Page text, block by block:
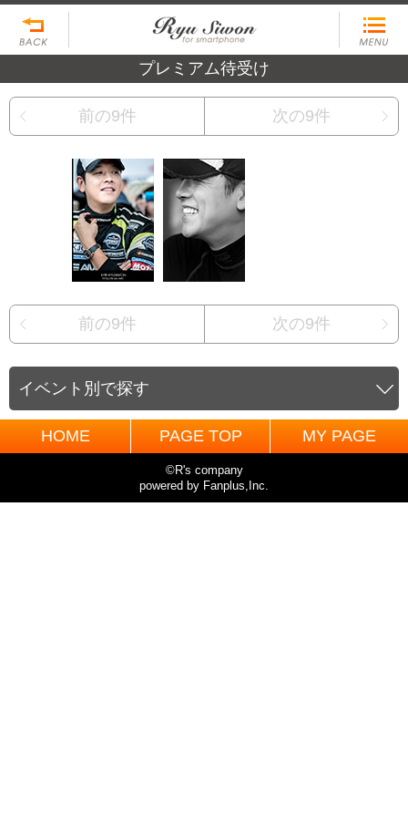
プレミアム待受け
前の9件 次の9件
前の9件 次の9件
イベント別で探す
HOME PAGE TOP MY PAGE
©R's company
powered by Fanplus,Inc.